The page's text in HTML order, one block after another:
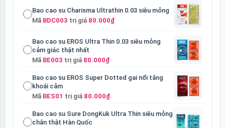
Bao cao su Charisma Ultrathin 0.03 siêu mỏng
Mã BDC003 trị giá 80.000₫
Bao cao su EROS Ultra Thin 0.03 siêu mỏng
cảm giác thật nhất
Mã BE003 trị giá 80.000₫
Bao cao su EROS Super Dotted gai nổi tăng
khoái cảm
Mã BES01 trị giá 80.000₫
Bao cao su Sure DongKuk Ultra Thin siêu mỏng
chân thật Hàn Quốc